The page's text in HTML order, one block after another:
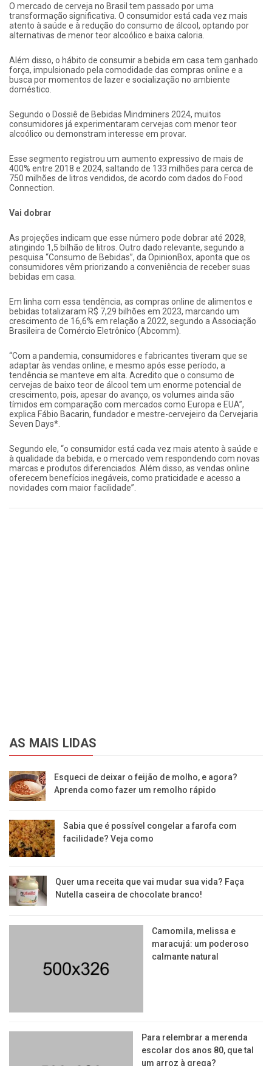
O mercado de cerveja no Brasil tem passado por uma
transformação significativa. O consumidor está cada vez mais
atento à saúde e à redução do consumo de álcool, optando por
alternativas de menor teor alcoólico e baixa caloria.
Além disso, o hábito de consumir a bebida em casa tem ganhado
força, impulsionado pela comodidade das compras online e a
busca por momentos de lazer e socialização no ambiente
doméstico.
Segundo o Dossiê de Bebidas Mindminers 2024, muitos
consumidores já experimentaram cervejas com menor teor
alcoólico ou demonstram interesse em provar.
Esse segmento registrou um aumento expressivo de mais de
400% entre 2018 e 2024, saltando de 133 milhões para cerca de
750 milhões de litros vendidos, de acordo com dados do Food
Connection.
Vai dobrar
As projeções indicam que esse número pode dobrar até 2028,
atingindo 1,5 bilhão de litros. Outro dado relevante, segundo a
pesquisa “Consumo de Bebidas”, da OpinionBox, aponta que os
consumidores vêm priorizando a conveniência de receber suas
bebidas em casa.
Em linha com essa tendência, as compras online de alimentos e
bebidas totalizaram R$ 7,29 bilhões em 2023, marcando um
crescimento de 16,6% em relação a 2022, segundo a Associação
Brasileira de Comércio Eletrônico (Abcomm).
“Com a pandemia, consumidores e fabricantes tiveram que se
adaptar às vendas online, e mesmo após esse período, a
tendência se manteve em alta. Acredito que o consumo de
cervejas de baixo teor de álcool tem um enorme potencial de
crescimento, pois, apesar do avanço, os volumes ainda são
tímidos em comparação com mercados como Europa e EUA”,
explica Fábio Bacarin, fundador e mestre-cervejeiro da Cervejaria
Seven Days*.
Segundo ele, “o consumidor está cada vez mais atento à saúde e
à qualidade da bebida, e o mercado vem respondendo com novas
marcas e produtos diferenciados. Além disso, as vendas online
oferecem benefícios inegáveis, como praticidade e acesso a
novidades com maior facilidade”.
AS MAIS LIDAS
Esqueci de deixar o feijão de molho, e agora?
Aprenda como fazer um remolho rápido
Sabia que é possível congelar a farofa com
facilidade? Veja como
Quer uma receita que vai mudar sua vida? Faça
Nutella caseira de chocolate branco!
Camomila, melissa e
maracujá: um poderoso
calmante natural
Para relembrar a merenda
escolar dos anos 80, que tal
um arroz à grega?